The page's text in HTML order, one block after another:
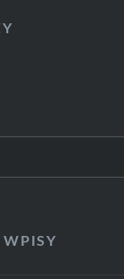
WPISY